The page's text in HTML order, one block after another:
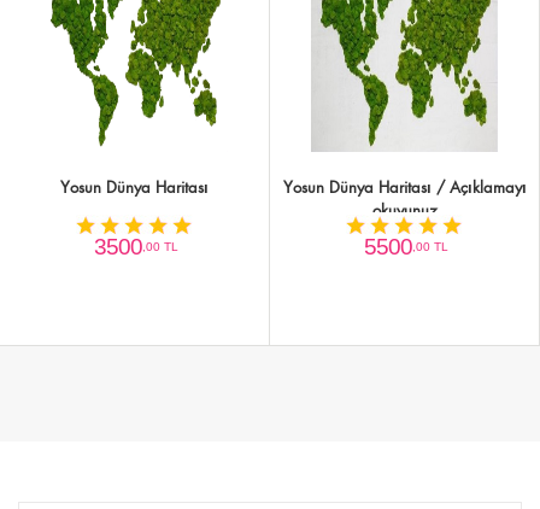
Yosun Dünya Haritası
3500,00 TL
Yosun Dünya Haritası / Açıklamayı
okuyunuz
5500,00 TL